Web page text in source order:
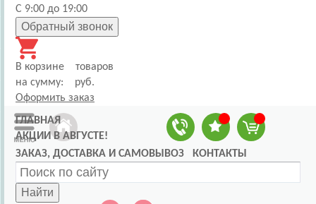
С 9:00 до 19:00
Обратный звонок
В корзине
товаров
на сумму:
руб.
Оформить заказ
ГЛАВНАЯ
АКЦИИ В АВГУСТЕ!
ЗАКАЗ, ДОСТАВКА И САМОВЫВОЗ
КОНТАКТЫ
Найти